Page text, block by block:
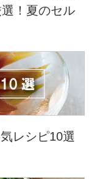
！夏のセル
レシピ10選